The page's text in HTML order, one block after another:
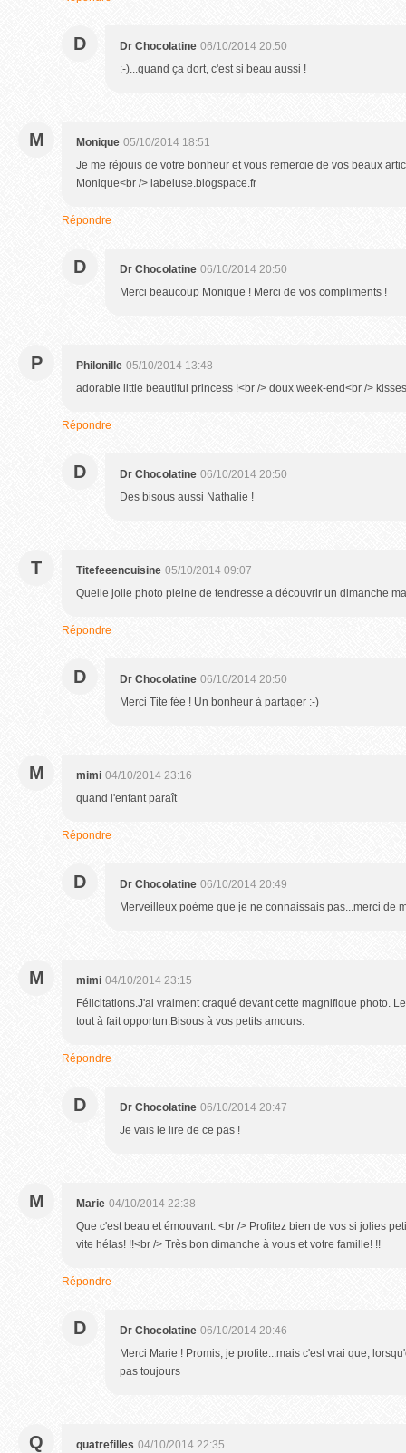
D Dr Chocolatine 06/10/2014 20:50
:-)...quand ça dort, c'est si beau aussi !
M Monique 05/10/2014 18:51
Je me réjouis de votre bonheur et vous remercie de vos beaux
Monique<br /> labeluse.blogspace.fr
Répondre
D Dr Chocolatine 06/10/2014 20:50
Merci beaucoup Monique ! Merci de vos compliments !
P Philonille 05/10/2014 13:48
adorable little beautiful princess !<br /> doux week-end<br />
Répondre
D Dr Chocolatine 06/10/2014 20:50
Des bisous aussi Nathalie !
T Titefeeencuisine 05/10/2014 09:07
Quelle jolie photo pleine de tendresse a découvrir un dimanche
Répondre
D Dr Chocolatine 06/10/2014 20:50
Merci Tite fée ! Un bonheur à partager :-)
M mimi 04/10/2014 23:16
quand l'enfant paraît
Répondre
D Dr Chocolatine 06/10/2014 20:49
Merveilleux poème que je ne connaissais pas...merci de
M mimi 04/10/2014 23:15
Félicitations.J'ai vraiment craqué devant cette magnifique photo.
tout à fait opportun.Bisous à vos petits amours.
Répondre
D Dr Chocolatine 06/10/2014 20:47
Je vais le lire de ce pas !
M Marie 04/10/2014 22:38
Que c'est beau et émouvant. <br /> Profitez bien de vos si jolies
vite hélas! !!<br /> Très bon dimanche à vous et votre famille! !!
Répondre
D Dr Chocolatine 06/10/2014 20:46
Merci Marie ! Promis, je profite...mais c'est vrai que,
pas toujours
Q quatrefilles 04/10/2014 22:35